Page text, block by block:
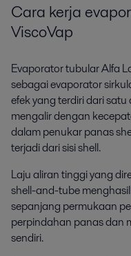
Cara kerja
ViscoVap
Evaporator tubular Alfa
sebagai evaporator
efek yang terdiri dari
mengalir dengan
dalam penukar panas
terjadi dari sisi shell.
Laju aliran tinggi yang
shell-and-tube
sepanjang permukaan
perpindahan panas dan
sendiri.